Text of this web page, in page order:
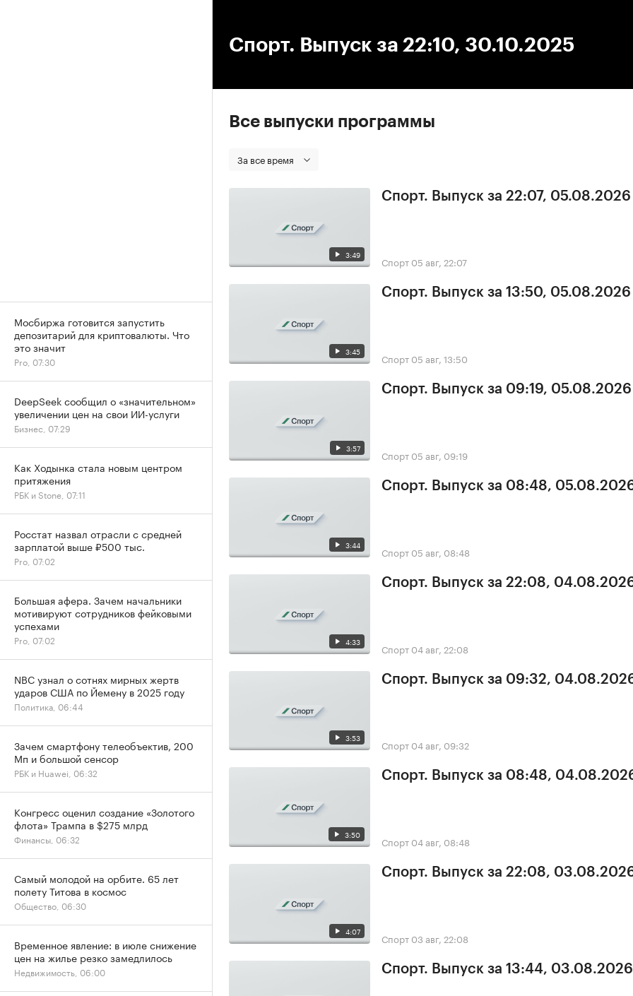
Спорт. Выпуск за 22:10, 30.10.2025
Все выпуски программы
За все время
3:49
Спорт. Выпуск за 22:07, 05.08.2026
Спорт 05 авг, 22:07
3:45
Спорт. Выпуск за 13:50, 05.08.2026
Спорт 05 авг, 13:50
3:57
Спорт. Выпуск за 09:19, 05.08.2026
Спорт 05 авг, 09:19
3:44
Спорт. Выпуск за 08:48,
Спорт 05 авг, 08:48
4:33
Спорт. Выпуск за 22:08,
Спорт 04 авг, 22:08
3:53
Спорт. Выпуск за 09:32,
Спорт 04 авг, 09:32
3:50
Спорт. Выпуск за 08:48,
Спорт 04 авг, 08:48
4:07
Спорт. Выпуск за 22:08,
Спорт 03 авг, 22:08
Спорт. Выпуск за 13:44, 03.08.2026
Мосбиржа готовится запустить
депозитарий для криптовалюты. Что
это значит
Pro, 07:30
DeepSeek сообщил о «значительном»
увеличении цен на свои ИИ-услуги
Бизнес, 07:29
Как Ходынка стала новым центром
притяжения
РБК и Stone, 07:11
Росстат назвал отрасли с средней
зарплатой выше ₽500 тыс.
Pro, 07:02
Большая афера. Зачем начальники
мотивируют сотрудников фейковыми
успехами
Pro, 07:02
NBC узнал о сотнях мирных жертв
ударов США по Йемену в 2025 году
Политика, 06:44
Зачем смартфону телеобъектив, 200
Мп и большой сенсор
РБК и Huawei, 06:32
Конгресс оценил создание «Золотого
флота» Трампа в $275 млрд
Финансы, 06:32
Самый молодой на орбите. 65 лет
полету Титова в космос
Общество, 06:30
Временное явление: в июле снижение
цен на жилье резко замедлилось
Недвижимость, 06:00